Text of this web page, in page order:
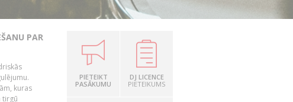
PAR
kuras
tirgū
PIETEIKT
PASĀKUMU
DJ LICENCE
PIETEIKUMS